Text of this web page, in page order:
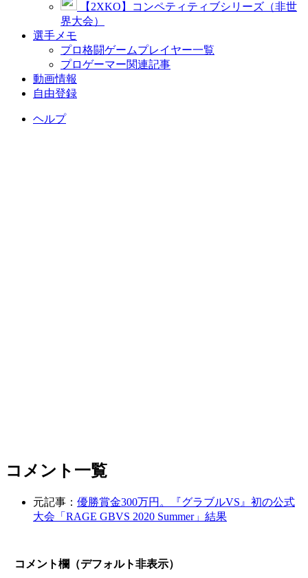
【2XKO】コンペティティブシリーズ（非世
界大会）
選手メモ
プロ格闘ゲームプレイヤー一覧
プロゲーマー関連記事
動画情報
自由登録
ヘルプ
コメント一覧
元記事： 優勝賞金300万円。『グラブルVS』初の公式
大会「RAGE GBVS 2020 Summer」結果
コメント欄（デフォルト非表示）